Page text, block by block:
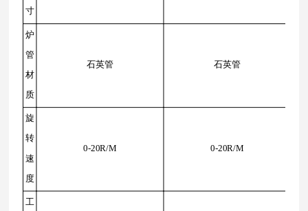
寸
炉
管
材
质
石英管 石英管
旋
转
速
度
0-20R/M 0-20R/M
工